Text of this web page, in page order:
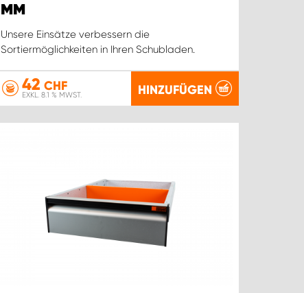
MM
Unsere Einsätze verbessern die
Sortiermöglichkeiten in Ihren Schubladen.
42 CHF
EXKL. 8.1 % MWST. HINZUFÜGEN